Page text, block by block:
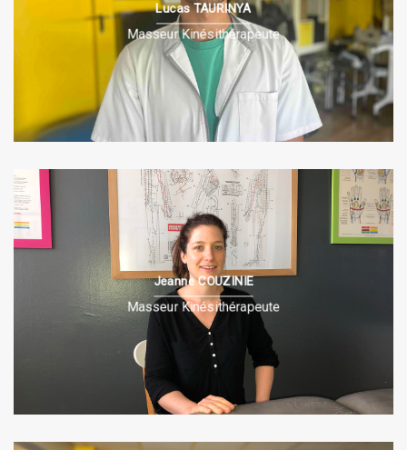
Lucas TAURINYA
Masseur Kinésithérapeute
PRÉSENTATION
Jeanne COUZINIE
Masseur Kinésithérapeute
PRÉSENTATION